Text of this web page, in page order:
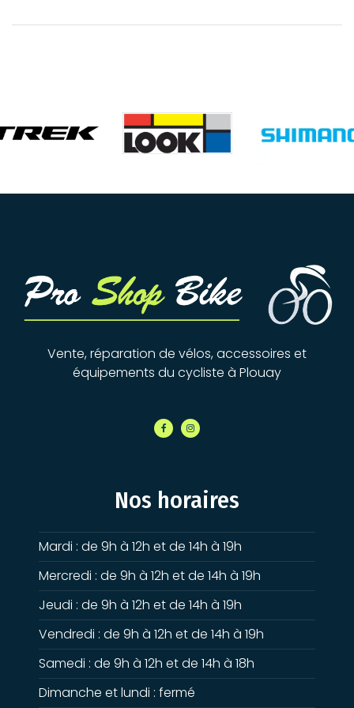
Vente, réparation de vélos, accessoires et
équipements du cycliste à Plouay
Nos horaires
Mardi : de 9h à 12h et de 14h à 19h
Mercredi : de 9h à 12h et de 14h à 19h
Jeudi : de 9h à 12h et de 14h à 19h
Vendredi : de 9h à 12h et de 14h à 19h
Samedi : de 9h à 12h et de 14h à 18h
Dimanche et lundi : fermé